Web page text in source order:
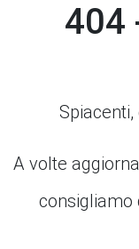
404
A volte
consigliamo